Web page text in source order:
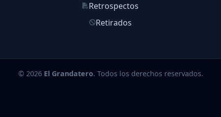
Retrospectos
Retirados
© 2026 El Grandatero. Todos los derechos reservados.